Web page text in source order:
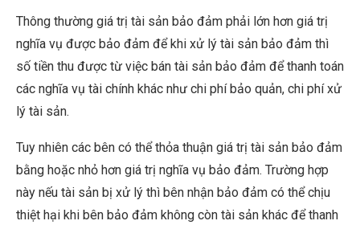
Thông thường giá trị tài sản bảo đảm phải lớn hơn giá trị
nghĩa vụ được bảo đảm để khi xử lý tài sản bảo đảm thì
số tiền thu được từ việc bán tài sản bảo đảm để thanh toán
các nghĩa vụ tài chính khác như chi phí bảo quản, chi phí xử
lý tài sản.
Tuy nhiên các bên có thể thỏa thuận giá trị tài sản bảo đảm
bằng hoặc nhỏ hơn giá trị nghĩa vụ bảo đảm. Trường hợp
này nếu tài sản bị xử lý thì bên nhận bảo đảm có thể chịu
thiệt hại khi bên bảo đảm không còn tài sản khác để thanh